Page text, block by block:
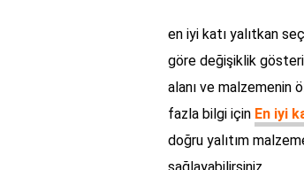
en iyi katı yalıtkan
göre değişiklik
alanı ve malzemenin
fazla bilgi için En iyi
doğru yalıtım